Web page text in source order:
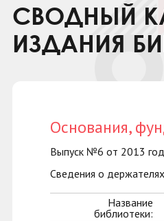
СВОДНЫЙ
ИЗДАНИЯ
Основания,
Выпуск №6 от 2013
Сведения о держателях
Название
библиотеки: